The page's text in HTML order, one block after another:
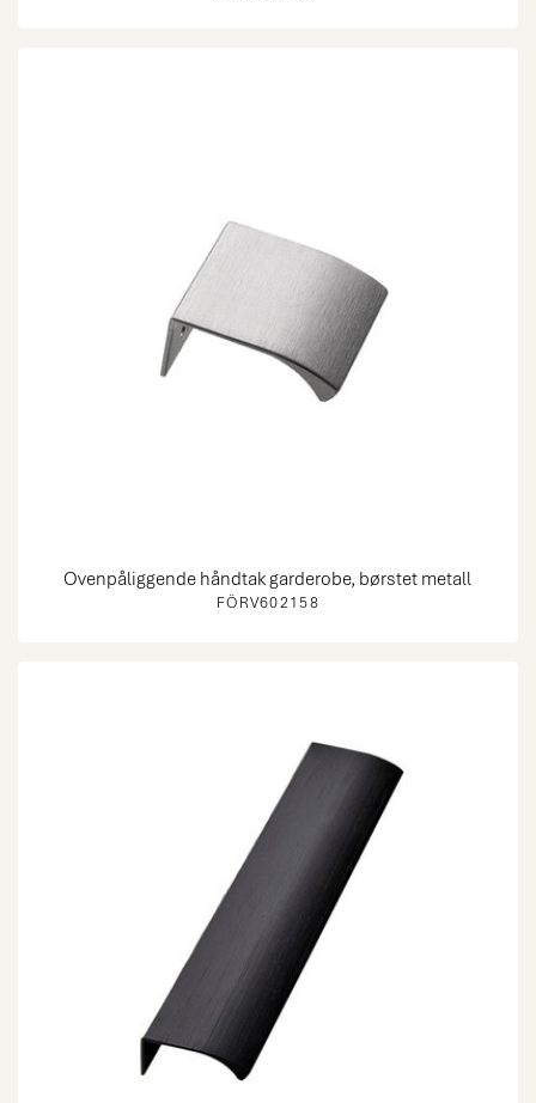
FÖRV602158
Ovenpåliggende håndtak garderobe, børstet metall